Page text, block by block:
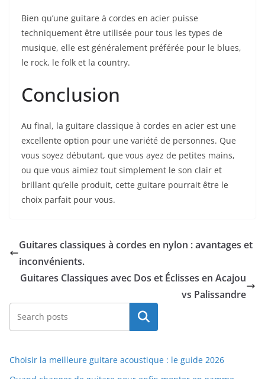
Bien qu’une ‍guitare à⁢ cordes en acier puisse
techniquement être utilisée pour tous les types de
musique, elle est généralement‌ préférée pour le blues,
le rock, le folk et la country.
Conclusion
Au final, la guitare classique à⁤ cordes en acier ‌est une
excellente option pour une variété de personnes. Que
vous soyez débutant, que vous ayez de petites mains,⁢
ou que vous aimiez tout simplement le son clair ​et
brillant qu’elle produit, ​cette guitare ⁣pourrait être⁢ le
choix parfait⁢ pour ⁢vous.
Guitares classiques à cordes en nylon : avantages et
inconvénients.
Guitares Classiques avec Dos et Éclisses en Acajou
vs Palissandre
Rechercher
Choisir la meilleure guitare acoustique : le guide 2026